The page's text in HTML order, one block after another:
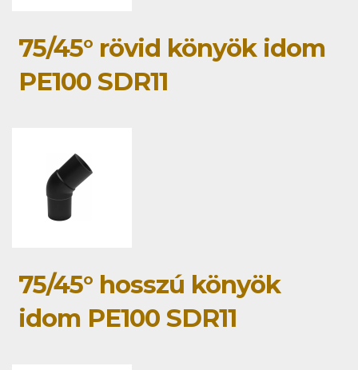
75/45° rövid könyök idom
PE100 SDR11
75/45° hosszú könyök
idom PE100 SDR11